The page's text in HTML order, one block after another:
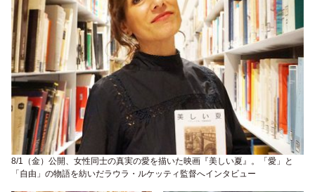
8/1（金）公開、女性同士の真実の愛を描いた映画『美しい夏』。「愛」と
「自由」の物語を紡いだラウラ・ルケッティ監督へインタビュー